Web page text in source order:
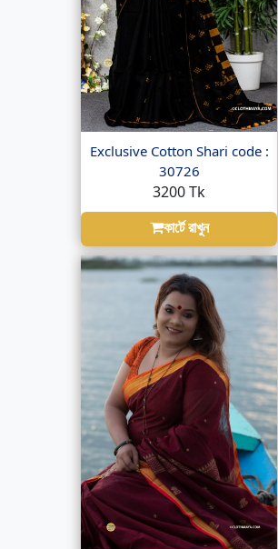
Exclusive Cotton Shari code :
30726
3200 Tk
কার্টে রাখুন